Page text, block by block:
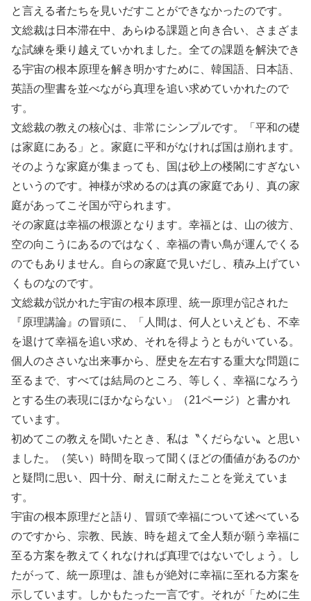
と言える者たちを見いだすことができなかったのです。
文総裁は日本滞在中、あらゆる課題と向き合い、さまざま
な試練を乗り越えていかれました。全ての課題を解決でき
る宇宙の根本原理を解き明かすために、韓国語、日本語、
英語の聖書を並べながら真理を追い求めていかれたので
す。
文総裁の教えの核心は、非常にシンプルです。「平和の礎
は家庭にある」と。家庭に平和がなければ国は崩れます。
そのような家庭が集まっても、国は砂上の楼閣にすぎない
というのです。神様が求めるのは真の家庭であり、真の家
庭があってこそ国が守られます。
その家庭は幸福の根源となります。幸福とは、山の彼方、
空の向こうにあるのではなく、幸福の青い鳥が運んでくる
のでもありません。自らの家庭で見いだし、積み上げてい
くものなのです。
文総裁が説かれた宇宙の根本原理、統一原理が記された
『原理講論』の冒頭に、「人間は、何人といえども、不幸
を退けて幸福を追い求め、それを得ようともがいている。
個人のささいな出来事から、歴史を左右する重大な問題に
至るまで、すべては結局のところ、等しく、幸福になろう
とする生の表現にほかならない」（21ページ）と書かれ
ています。
初めてこの教えを聞いたとき、私は〝くだらない〟と思い
ました。（笑い）時間を取って聞くほどの価値があるのか
と疑問に思い、四十分、耐えに耐えたことを覚えていま
す。
宇宙の根本原理だと語り、冒頭で幸福について述べている
のですから、宗教、民族、時を超えて全人類が願う幸福に
至る方案を教えてくれなければ真理ではないでしょう。し
たがって、統一原理は、誰もが絶対に幸福に至れる方案を
示しています。しかもたった一言です。それが「ために生